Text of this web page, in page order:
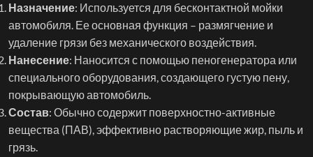
Назначение: Используется для бесконтактной мойки
автомобиля. Ее основная функция – размягчение и
удаление грязи без механического воздействия.
Нанесение: Наносится с помощью пеногенератора или
специального оборудования, создающего густую пену,
покрывающую автомобиль.
Состав: Обычно содержит поверхностно-активные
вещества (ПАВ), эффективно растворяющие жир, пыль и
грязь.